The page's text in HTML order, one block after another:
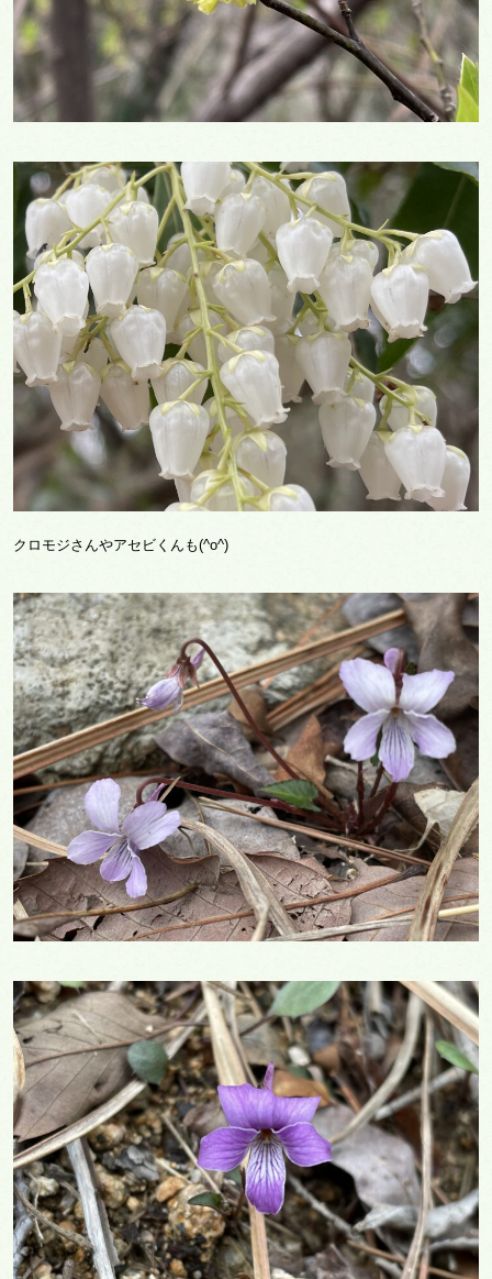
クロモジさんやアセビくんも(^o^)